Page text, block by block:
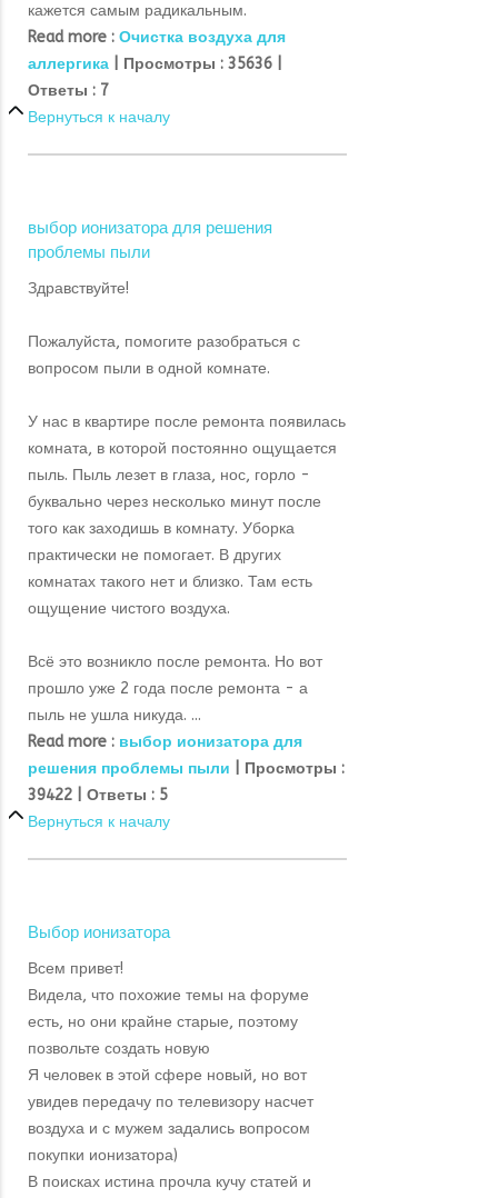
кажется самым радикальным.
Read more : Очистка воздуха для
аллергика
Просмотры : 35636 |
Ответы : 7
Вернуться к началу
выбор ионизатора для решения
проблемы пыли
Здравствуйте!
Пожалуйста, помогите разобраться с
вопросом пыли в одной комнате.
У нас в квартире после ремонта появилась
комната, в которой постоянно ощущается
пыль. Пыль лезет в глаза, нос, горло -
буквально через несколько минут после
того как заходишь в комнату. Уборка
практически не помогает. В других
комнатах такого нет и близко. Там есть
ощущение чистого воздуха.
Всё это возникло после ремонта. Но вот
прошло уже 2 года после ремонта - а
пыль не ушла никуда. ...
Read more : выбор ионизатора для
решения проблемы пыли
Просмотры :
39422 | Ответы : 5
Вернуться к началу
Выбор ионизатора
Всем привет!
Видела, что похожие темы на форуме
есть, но они крайне старые, поэтому
позвольте создать новую
Я человек в этой сфере новый, но вот
увидев передачу по телевизору насчет
воздуха и с мужем задались вопросом
покупки ионизатора)
В поисках истина прочла кучу статей и